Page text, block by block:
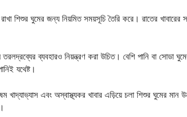
শিশুর ঘুমের জন্য নিয়মিত সময়সূচি তৈরি করে। রাতের
ব্যবহারও নিয়ন্ত্রণ করা উচিত। বেশি পানি বা সোডা
যথেষ্ট।
খাদ্যাভ্যাস এবং অস্বাস্থ্যকর খাবার এড়িয়ে চলা শিশুর ঘুমের